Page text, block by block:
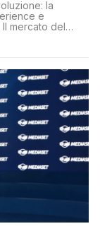
la
e
mercato del
con una lotta